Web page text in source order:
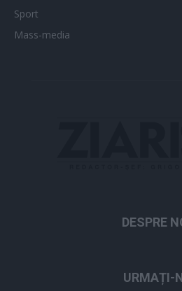
Sport
Mass-media
DESPRE
URMAȚI-